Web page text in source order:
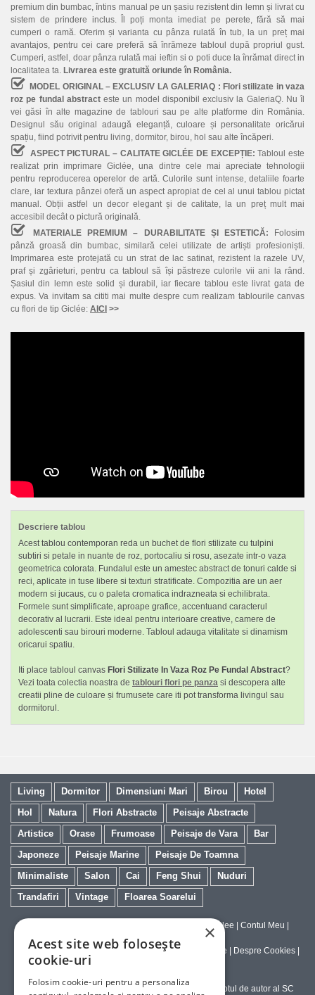
premium din bumbac, întins manual pe un șasiu rezistent din lemn și livrat cu
sistem de prindere inclus. Îl poți monta imediat pe perete, fără să mai
cumperi o ramă. Oferim și varianta cu pânza rulată în tub, la un preț mai
avantajos, pentru cei care preferă să înrămeze tabloul după propriul gust.
Cumperi, astfel, doar pânza rulată mai ieftin si o poti duce la înrămat direct in
localitatea ta. Livrarea este gratuită oriunde în România.
MODEL ORIGINAL – EXCLUSIV LA GALERIAQ : Flori stilizate in vaza
roz pe fundal abstracteste un model disponibil exclusiv la GaleriaQ. Nu îl
vei găsi în alte magazine de tablouri sau pe alte platforme din România.
Designul său original adaugă eleganță, culoare și personalitate oricărui
spațiu, fiind potrivit pentru living, dormitor, birou, hol sau alte încăperi.
ASPECT PICTURAL – CALITATE GICLÉE DE EXCEPȚIE: Tabloul este
realizat prin imprimare Giclée, una dintre cele mai apreciate tehnologii
pentru reproducerea operelor de artă. Culorile sunt intense, detaliile foarte
clare, iar textura pânzei oferă un aspect apropiat de cel al unui tablou pictat
manual. Obții astfel un decor elegant și de calitate, la un preț mult mai
accesibil decât o pictură originală.
MATERIALE PREMIUM – DURABILITATE ȘI ESTETICĂ: Folosim
pânză groasă din bumbac, similară celei utilizate de artiști profesioniști.
Imprimarea este protejată cu un strat de lac satinat, rezistent la razele UV,
praf și zgârieturi, pentru ca tabloul să își păstreze culorile vii ani la rând.
Șasiul din lemn este solid și durabil, iar fiecare tablou este livrat gata de
expus. Va invitam sa cititi mai multe despre cum realizam tablourile canvas
cu flori de tip Giclée: AICI >>
Descriere tablou
Acest tablou contemporan reda un buchet de flori stilizate cu tulpini
subtiri si petale in nuante de roz, portocaliu si rosu, asezate intr-o vaza
geometrica colorata. Fundalul este un amestec abstract de tonuri calde si
reci, aplicate in tuse libere si texturi stratificate. Compozitia are un aer
modern si jucaus, cu o paleta cromatica indrazneata si echilibrata.
Formele sunt simplificate, aproape grafice, accentuand caracterul
decorativ al lucrarii. Este ideal pentru interioare creative, camere de
adolescenti sau birouri moderne. Tabloul adauga vitalitate si dinamism
oricarui spatiu.
Iti place tabloul canvas Flori Stilizate In Vaza Roz Pe Fundal Abstract?
Vezi toata colectia noastra de tablouri flori pe panza si descopera alte
creatii pline de culoare și frumusete care iti pot transforma livingul sau
dormitorul.
Living Dormitor Dimensiuni Mari Birou
Hotel
Hol
Natura Flori Abstracte
Peisaje Abstracte
Artistice
Orase Frumoase Peisaje de Vara
Bar
Japoneze
Peisaje Marine
Peisaje De Toamna
Minimaliste
Salon Cai Feng Shui
Nuduri
Trandafiri
Vintage Floarea Soarelui
Calitatea Tablourilor Giclee Contul Meu
Tablouri la Comanda
Politica de Livrare si Retur| Politica de Confidentialitate Despre Cookies
Copyright © 2023-2026 - Textele şi imaginile sub dreptul de autor al SC
×
Acest site web folosește
cookie-uri
Folosim cookie-uri pentru a personaliza